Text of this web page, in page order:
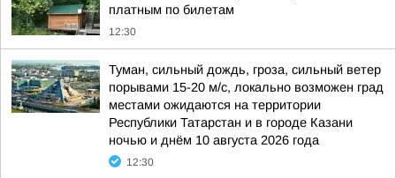
платным по билетам
12:30
Туман, сильный дождь, гроза, сильный ветер
порывами 15-20 м/с, локально возможен град
местами ожидаются на территории
Республики Татарстан и в городе Казани
ночью и днём 10 августа 2026 года
12:30